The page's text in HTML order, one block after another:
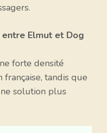
Elmut et Dog
forte densité
tandis que
solution plus